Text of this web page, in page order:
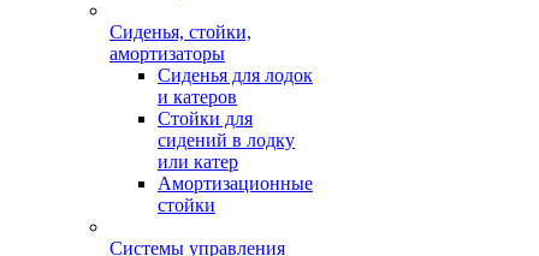
Сиденья, стойки,
амортизаторы
Сиденья для лодок
и катеров
Стойки для
сидений в лодку
или катер
Амортизационные
стойки
Системы управления